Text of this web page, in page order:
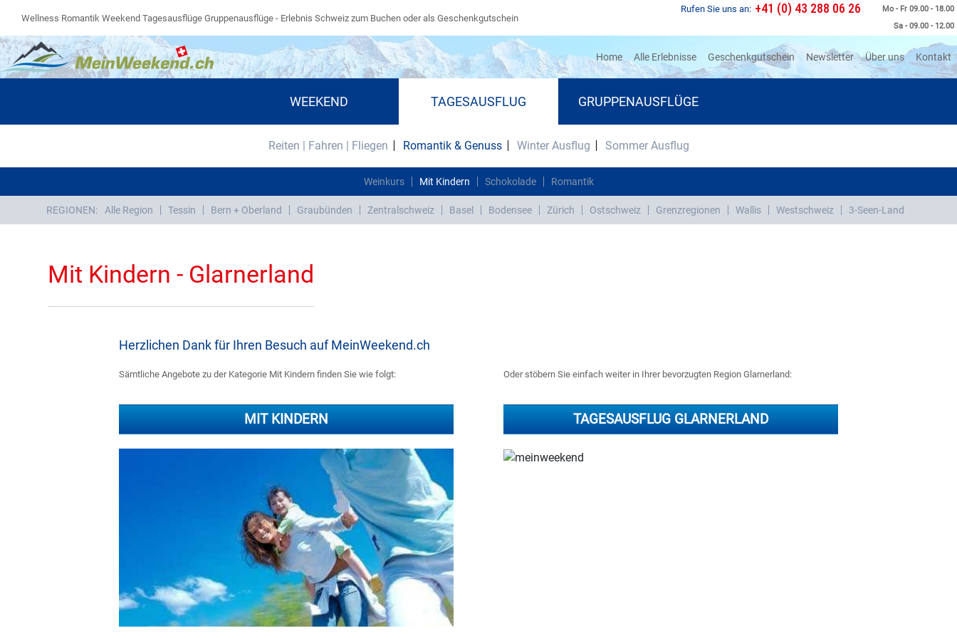
Wellness Romantik Weekend Tagesausflüge Gruppenausflüge - Erlebnis Schweiz zum Buchen oder als Geschenkgutschein
Mo - Fr 09.00 - 18.00
Sa - 09.00 - 12.00
Rufen Sie uns an: +41 (0) 43 288 06 26
Home(current)
Alle Erlebnisse Geschenkgutschein Newsletter Über uns Kontakt
WEEKEND TAGESAUSFLUG GRUPPENAUSFLÜGE
Reiten | Fahren | Fliegen Romantik & Genuss Winter Ausflug Sommer Ausflug
Weinkurs Mit Kindern Schokolade Romantik
REGIONEN: Alle Region Tessin Bern + Oberland Graubünden Zentralschweiz Basel Bodensee Zürich Ostschweiz Grenzregionen Wallis Westschweiz 3-Seen-Land
Mit Kindern - Glarnerland
Herzlichen Dank für Ihren Besuch auf MeinWeekend.ch
Sämtliche Angebote zu der Kategorie Mit Kindern finden Sie wie folgt:
MIT KINDERN
Oder stöbern Sie einfach weiter in Ihrer bevorzugten Region Glarnerland:
TAGESAUSFLUG GLARNERLAND